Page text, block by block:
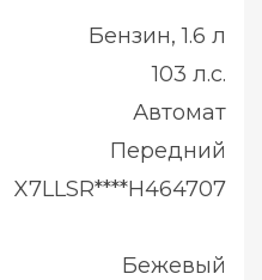
Бензин, 1.6 л
103 л.с.
Автомат
Передний
X7LLSR****H464707
Бежевый